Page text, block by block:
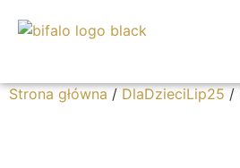
Strona główna/DlaDzieciLip25/